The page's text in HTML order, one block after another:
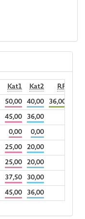
Kat1 Kat2 RF
50,00 40,00 36,00
45,00
36,00
0,00
0,00
25,00
20,00
25,00
20,00
37,50
30,00
45,00 36,00